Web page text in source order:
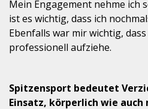
Mein Engagement nehme ich
ist es wichtig, dass ich
Ebenfalls war mir wichtig,
professionell aufziehe.
Spitzensport bedeutet
Einsatz, körperlich wie auch